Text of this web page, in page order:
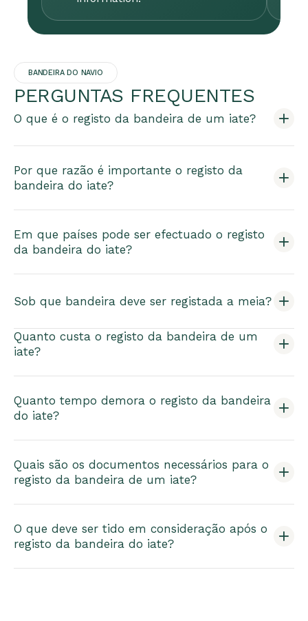
BANDEIRA DO NAVIO
PERGUNTAS FREQUENTES
O que é o registo da bandeira de um iate?
Por que razão é importante o registo da
bandeira do iate?
Em que países pode ser efectuado o registo
da bandeira do iate?
Sob que bandeira deve ser registada a meia?
Quanto custa o registo da bandeira de um
iate?
Quanto tempo demora o registo da bandeira
do iate?
Quais são os documentos necessários para o
registo da bandeira de um iate?
O que deve ser tido em consideração após o
registo da bandeira do iate?